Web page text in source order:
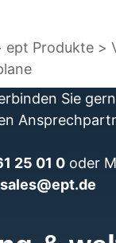
ept Produkte
Sie
25 01 0 oder
sales@ept.de